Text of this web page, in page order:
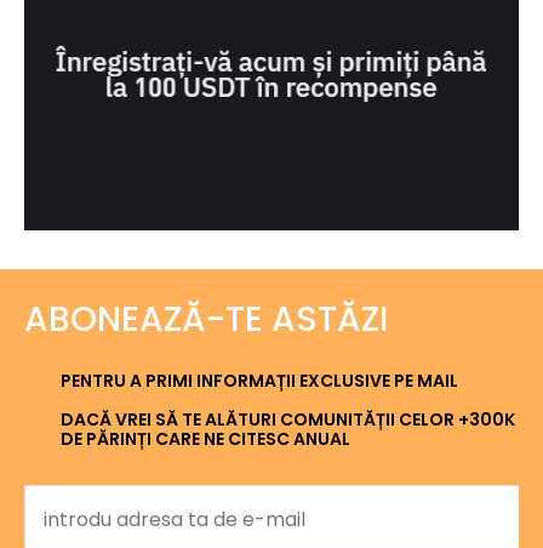
ABONEAZĂ-TE ASTĂZI
PENTRU A PRIMI INFORMAȚII EXCLUSIVE PE MAIL
DACĂ VREI SĂ TE ALĂTURI COMUNITĂȚII CELOR +300K
DE PĂRINȚI CARE NE CITESC ANUAL